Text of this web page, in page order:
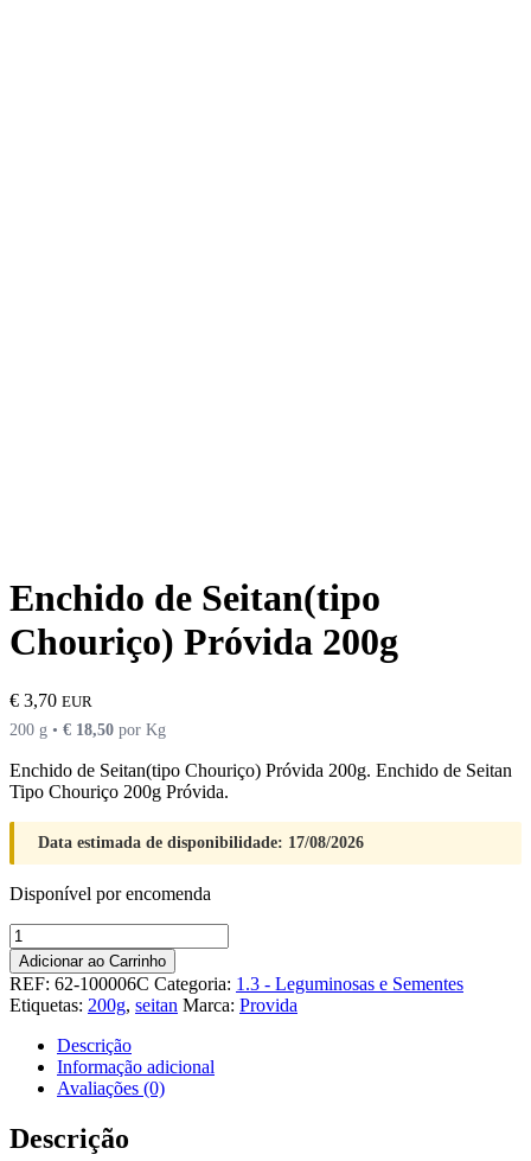
Enchido de Seitan(tipo
Chouriço) Próvida 200g
€ 3,70 EUR
200 g • € 18,50 por Kg
Enchido de Seitan(tipo Chouriço) Próvida 200g. Enchido de Seitan
Tipo Chouriço 200g Próvida.
Data estimada de disponibilidade: 17/08/2026
Disponível por encomenda
Quantidade
de
Enchido
de
Seitan(tipo
Chouriço)
Próvida
200g
Adicionar ao Carrinho
REF: 62-100006C Categoria: 1.3 - Leguminosas e Sementes
Etiquetas: 200g, seitan Marca: Provida
Descrição
Informação adicional
Avaliações (0)
Descrição